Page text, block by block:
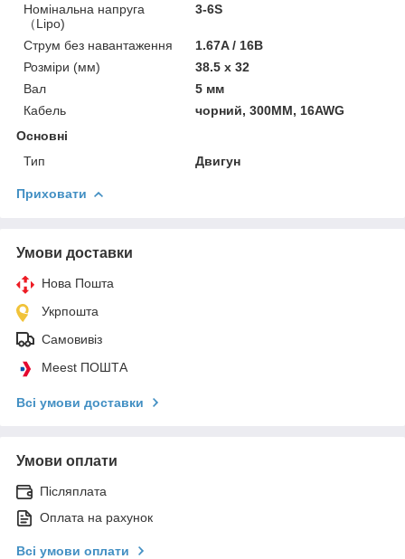
Номінальна напруга
（Lipo)
3-6S
Струм без навантаження
1.67A / 16В
Розміри (мм)
38.5 х 32
Вал
5 мм
Кабель
чорний, 300MM, 16AWG
Основні
Тип
Двигун
Приховати
Умови доставки
Нова Пошта
Укрпошта
Самовивіз
Meest ПОШТА
Всі умови доставки
Умови оплати
Післяплата
Оплата на рахунок
Всі умови оплати